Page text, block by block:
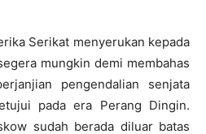
Serikat menyerukan kepada
mungkin demi membahas
pengendalian senjata
pada era Perang Dingin.
sudah berada diluar batas